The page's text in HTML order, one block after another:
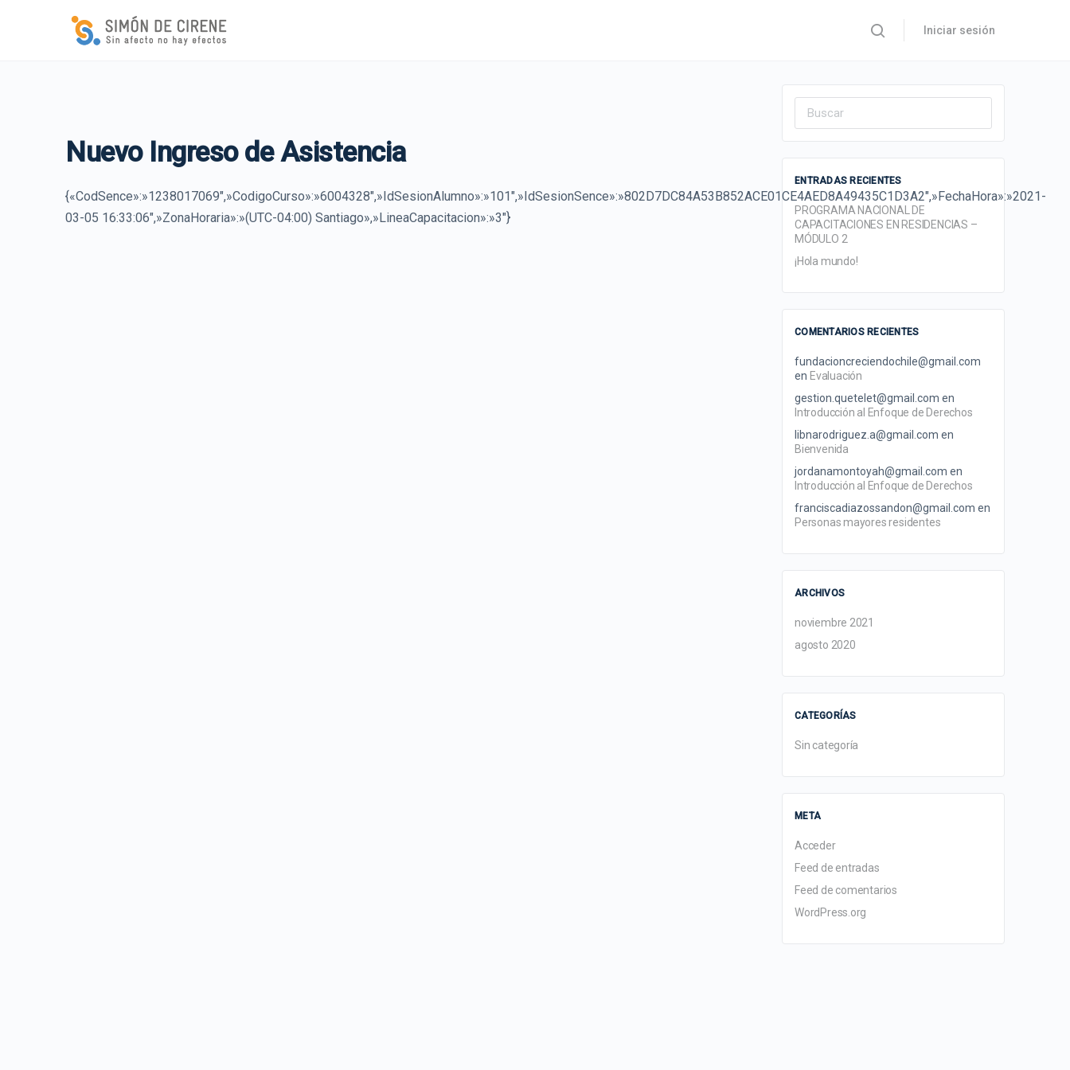
Iniciar sesión
Nuevo Ingreso de Asistencia
{«CodSence»:»1238017069″,»CodigoCurso»:»6004328″,»IdSesionAlumno»:»101″,»IdSesionSence»:»802D7DC84A53B852ACE01CE4AED8A49435C1D3A2″,»FechaHora»:»2021-
03-05 16:33:06″,»ZonaHoraria»:»(UTC-04:00) Santiago»,»LineaCapacitacion»:»3″}
Search
ENTRADAS RECIENTES
PROGRAMA NACIONAL DE
CAPACITACIONES EN RESIDENCIAS –
MÓDULO 2
¡Hola mundo!
COMENTARIOS RECIENTES
fundacioncreciendochile@gmail.com
en Evaluación
gestion.quetelet@gmail.com en
Introducción al Enfoque de Derechos
libnarodriguez.a@gmail.com en
Bienvenida
jordanamontoyah@gmail.com en
Introducción al Enfoque de Derechos
franciscadiazossandon@gmail.com en
Personas mayores residentes
ARCHIVOS
noviembre 2021
agosto 2020
CATEGORÍAS
Sin categoría
META
Acceder
Feed de entradas
Feed de comentarios
WordPress.org